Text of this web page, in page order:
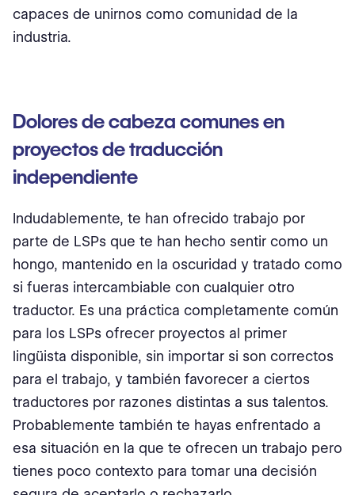
capaces de unirnos como comunidad de la
industria.
Dolores de cabeza comunes en
proyectos de traducción
independiente
Indudablemente, te han ofrecido trabajo por
parte de LSPs que te han hecho sentir como un
hongo, mantenido en la oscuridad y tratado como
si fueras intercambiable con cualquier otro
traductor. Es una práctica completamente común
para los LSPs ofrecer proyectos al primer
lingüista disponible, sin importar si son correctos
para el trabajo, y también favorecer a ciertos
traductores por razones distintas a sus talentos.
Probablemente también te hayas enfrentado a
esa situación en la que te ofrecen un trabajo pero
tienes poco contexto para tomar una decisión